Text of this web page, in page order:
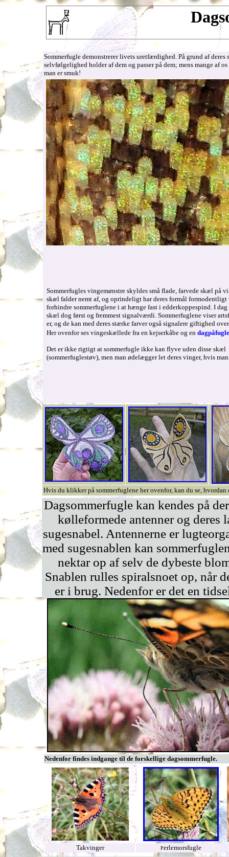
Sommerfugle demonstrerer livets uretfærdighed. På grund af
selvfølgelighed holder af dem og passer på dem; mens mange af
man er smuk!
Sommerfugles vingemønstre skyldes små flade, farvede skæl på
skæl falder nemt af, og oprindeligt har deres formål
forhindre sommerfuglene i at hænge fast i edderkoppespind. I dag
skæl dog først og fremmest signalværdi. Sommerfuglene viser
er, og de kan med deres stærke farver også signalere giftighed
Her ovenfor ses vingeskællede fra en kejserkåbe og en
Det er ikke rigtigt at sommerfugle ikke kan flyve uden disse skæl
(sommerfuglestøv), men man ødelægger let deres vinger, hvis
Hvis du klikker på sommerfuglene her ovenfor, kan du se,
Dagsommerfugle kan kendes på
kølleformede antenner og deres
sugesnabel. Antennerne er
med sugesnablen kan
nektar op af selv de dybeste
Snablen rulles spiralsnoet op, når
er i brug. Nedenfor er det en
Nedenfor findes indgange til de forskellige dagsommerfugle.
Takvinger Perlemorsfugle